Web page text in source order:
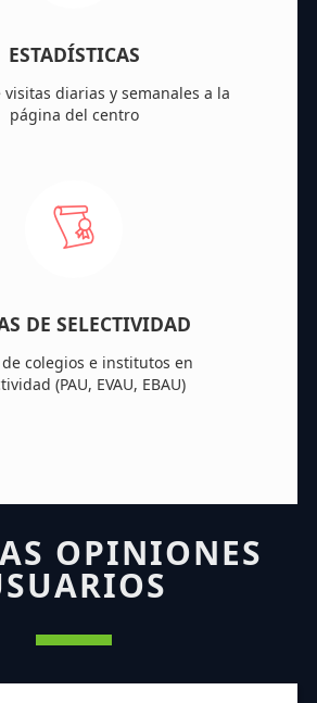
ESTADÍSTICAS
diarias y semanales a la
página del centro
DE SELECTIVIDAD
colegios e institutos en
(PAU, EVAU, EBAU)
OPINIONES